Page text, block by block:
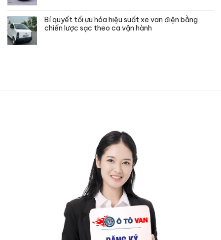
Bí quyết tối ưu hóa hiệu suất xe van điện bằng
chiến lược sạc theo ca vận hành